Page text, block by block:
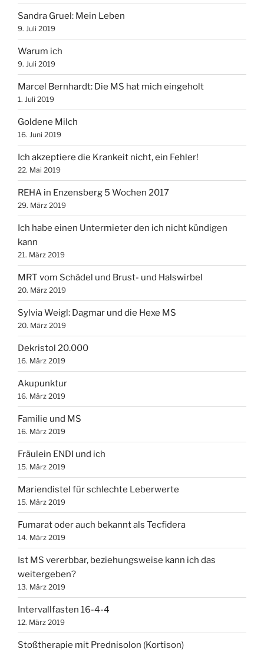
Sandra Gruel: Mein Leben
9. Juli 2019
Warum ich
9. Juli 2019
Marcel Bernhardt‎: Die MS hat mich eingeholt
1. Juli 2019
Goldene Milch
16. Juni 2019
Ich akzeptiere die Krankeit nicht, ein Fehler!
22. Mai 2019
REHA in Enzensberg 5 Wochen 2017
29. März 2019
Ich habe einen Untermieter den ich nicht kündigen
kann
21. März 2019
MRT vom Schädel und Brust- und Halswirbel
20. März 2019
Sylvia Weigl: Dagmar und die Hexe MS
20. März 2019
Dekristol 20.000
16. März 2019
Akupunktur
16. März 2019
Familie und MS
16. März 2019
Fräulein ENDI und ich
15. März 2019
Mariendistel für schlechte Leberwerte
15. März 2019
Fumarat oder auch bekannt als Tecfidera
14. März 2019
Ist MS vererbbar, beziehungsweise kann ich das
weitergeben?
13. März 2019
Intervallfasten 16-4-4
12. März 2019
Stoßtherapie mit Prednisolon (Kortison)